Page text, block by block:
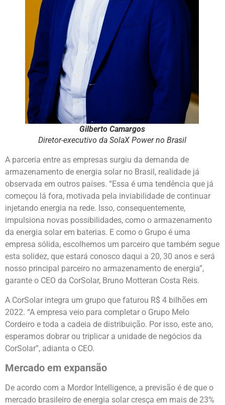
Gilberto Camargos
Diretor-executivo da SolaX Power no Brasil
A parceria entre as empresas surgiu da demanda de
armazenamento de energia solar no Brasil, realidade já
observada em outros países. “Essa é uma tendência que já
começou lá fora, motivada pela inviabilidade de continuar
injetando energia na rede. Isso, consequentemente,
impulsiona novas possibilidades, como o armazenamento
da energia solar em baterias. E como o Grupo é uma
empresa sólida, escolhemos um parceiro que também segue
esta solidez, que estará conosco daqui a 20, 30 anos e será
nosso principal parceiro no armazenamento de energia”,
garante o CEO da CorSolar, Bruno Motteran Costa Reis.
A CorSolar integra um grupo que faturou R$ 4 bilhões em
2022. “A empresa veio para completar o Grupo Melo
Cordeiro e toda a cadeia de distribuição. Por isso, este ano,
esperamos dobrar ou triplicar a unidade de negócios da
CorSolar”, adianta o CEO.
Mercado em expansão
De acordo com a Mordor Intelligence, a previsão é de que o
mercado brasileiro de energia solar cresça em mais de 23%